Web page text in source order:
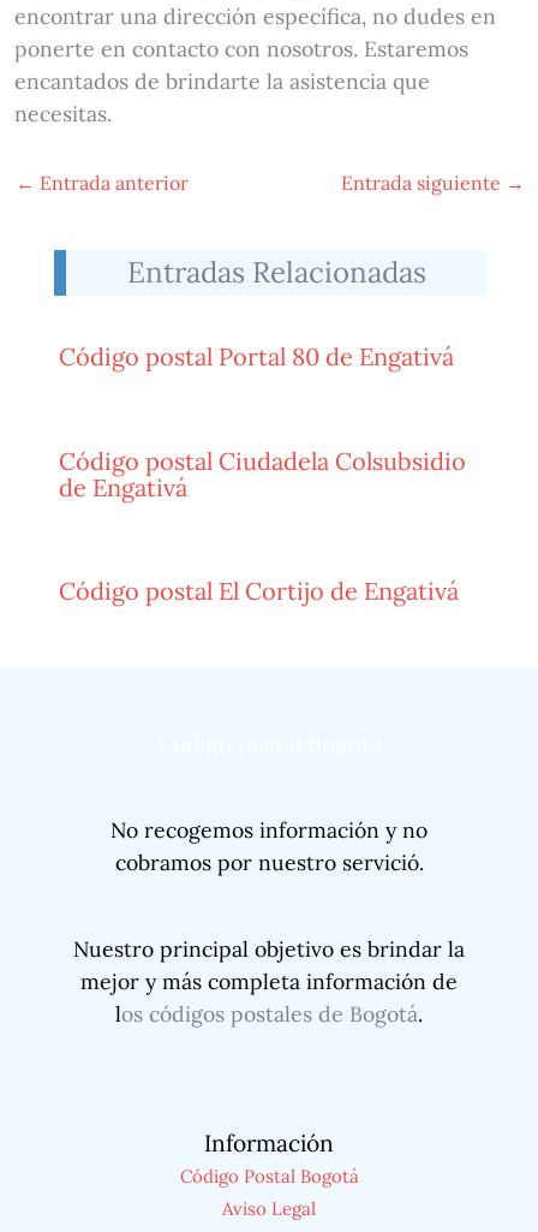
encontrar una dirección específica, no dudes en
ponerte en contacto con nosotros. Estaremos
encantados de brindarte la asistencia que
necesitas.
← Entrada anterior Entrada siguiente →
Entradas Relacionadas
Código postal Portal 80 de Engativá
Código postal Ciudadela Colsubsidio
de Engativá
Código postal El Cortijo de Engativá
No recogemos información y no
cobramos por nuestro servició.
Nuestro principal objetivo es brindar la
mejor y más completa información de
los códigos postales de Bogotá.
Información
Código Postal Bogotá
Aviso Legal